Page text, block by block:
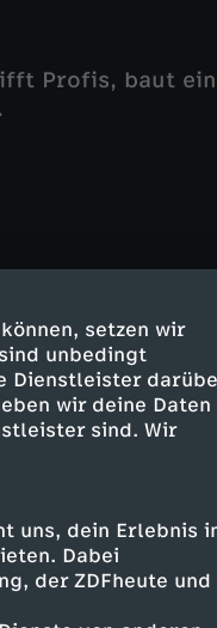
setzen wir
unbedingt
Dienstleister
wir deine Daten
sind. Wir
uns, dein Erlebnis
Dabei
der ZDFheute und
Profis, baut
coole Videos